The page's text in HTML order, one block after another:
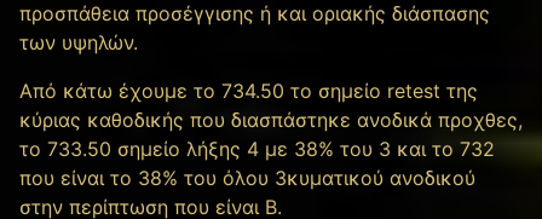
προσπάθεια προσέγγισης ή και οριακής διάσπασης
των υψηλών.
Από κάτω έχουμε το 734.50 το σημείο retest της
κύριας καθοδικής που διασπάστηκε ανοδικά προχθες,
το 733.50 σημείο λήξης 4 με 38% του 3 και το 732
που είναι το 38% του όλου 3κυματικού ανοδικού
στην περίπτωση που είναι Β.